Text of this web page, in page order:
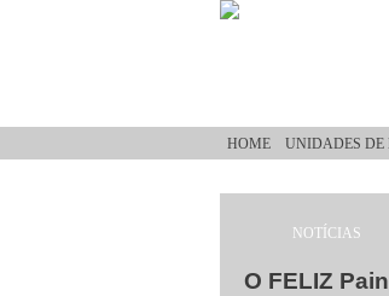
Passar para o conteúdo principal
HOME UNIDADES DE
NOTÍCIAS
O FELIZ